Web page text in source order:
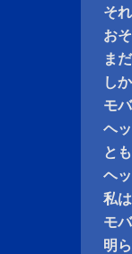
そ
お
ま
し
モ
ヘ
と
ヘ
私
モ
明